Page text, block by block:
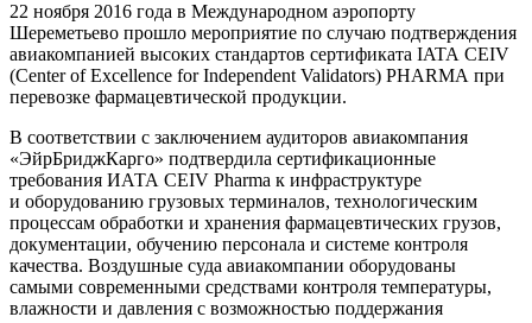
22 ноября 2016 года в Международном аэропорту
Шереметьево прошло мероприятие по случаю подтверждения
авиакомпанией высоких стандартов сертификата IATA CEIV
(Center of Excellence for Independent Validators) PHARMA при
перевозке фармацевтической продукции.
В соответствии с заключением аудиторов авиакомпания
«ЭйрБриджКарго» подтвердила сертификационные
требования ИАТА CEIV Pharma к инфраструктуре
и оборудованию грузовых терминалов, технологическим
процессам обработки и хранения фармацевтических грузов,
документации, обучению персонала и системе контроля
качества. Воздушные суда авиакомпании оборудованы
самыми современными средствами контроля температуры,
влажности и давления с возможностью поддержания